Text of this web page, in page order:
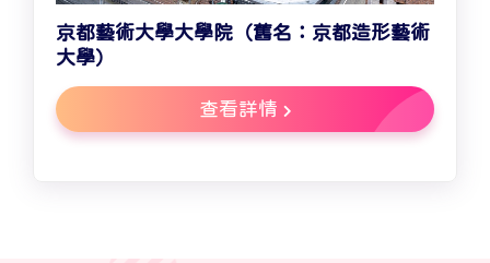
京都藝術大學大學院（舊名：京都造形藝術
大學）
查看詳情